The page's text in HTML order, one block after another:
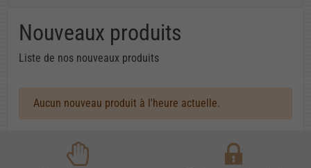
Nouveaux produits
Liste de nos nouveaux produits
Aucun nouveau produit à l'heure actuelle.